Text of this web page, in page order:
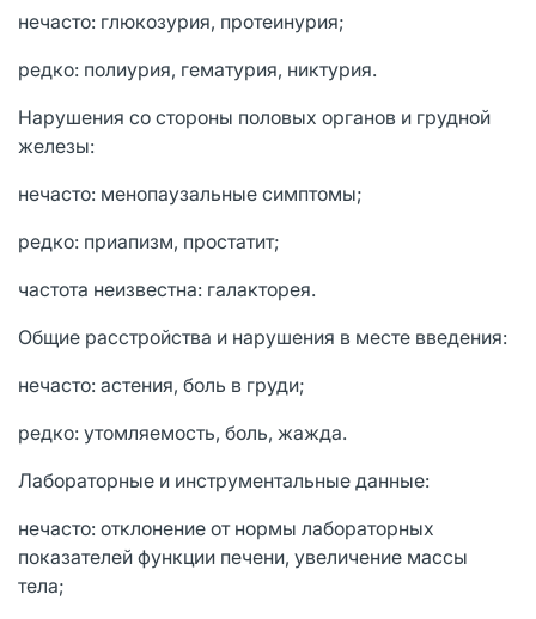
нечасто: глюкозурия, протеинурия;
редко: полиурия, гематурия, никтурия.
Нарушения со стороны половых органов и грудной
железы:
нечасто: менопаузальные симптомы;
редко: приапизм, простатит;
частота неизвестна: галакторея.
Общие расстройства и нарушения в месте введения:
нечасто: астения, боль в груди;
редко: утомляемость, боль, жажда.
Лабораторные и инструментальные данные:
нечасто: отклонение от нормы лабораторных
показателей функции печени, увеличение массы
тела;